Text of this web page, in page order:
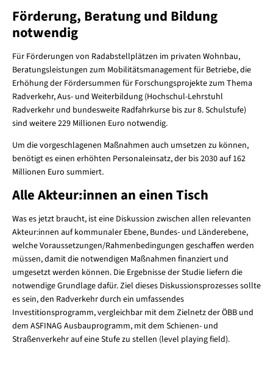
Förderung, Beratung und Bildung
notwendig
Für Förderungen von Radabstellplätzen im privaten Wohnbau,
Beratungsleistungen zum Mobilitätsmanagement für Betriebe, die
Erhöhung der Fördersummen für Forschungsprojekte zum Thema
Radverkehr, Aus- und Weiterbildung (Hochschul-Lehrstuhl
Radverkehr und bundesweite Radfahrkurse bis zur 8. Schulstufe)
sind weitere 229 Millionen Euro notwendig.
Um die vorgeschlagenen Maßnahmen auch umsetzen zu können,
benötigt es einen erhöhten Personaleinsatz, der bis 2030 auf 162
Millionen Euro summiert.
Alle Akteur:innen an einen Tisch
Was es jetzt braucht, ist eine Diskussion zwischen allen relevanten
Akteur:innen auf kommunaler Ebene, Bundes- und Länderebene,
welche Voraussetzungen/Rahmenbedingungen geschaffen werden
müssen, damit die notwendigen Maßnahmen finanziert und
umgesetzt werden können. Die Ergebnisse der Studie liefern die
notwendige Grundlage dafür. Ziel dieses Diskussionsprozesses sollte
es sein, den Radverkehr durch ein umfassendes
Investitionsprogramm, vergleichbar mit dem Zielnetz der ÖBB und
dem ASFINAG Ausbauprogramm, mit dem Schienen- und
Straßenverkehr auf eine Stufe zu stellen (level playing field).